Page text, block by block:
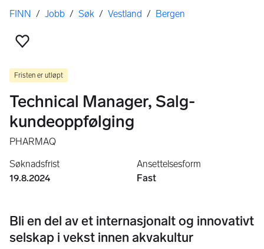
Her er du
FINN / Jobb / Søk / Vestland / Bergen
Fristen er utløpt
Technical Manager, Salg-
kundeoppfølging
PHARMAQ
Søknadsfrist
19.8.2024
Ansettelsesform
Fast
Bli en del av et internasjonalt og innovativt
selskap i vekst innen akvakultur